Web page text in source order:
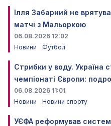
Ілля Забарний не
матчі з Мальоркою
06.08.2026 12:02
Новини
Футбол
Стрибки у воду. Україна
чемпіонаті Європи:
06.08.2026 11:01
Новини
Новини спорту
УЄФА реформував